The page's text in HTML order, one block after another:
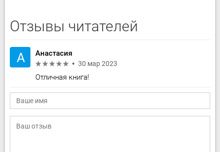
Отзывы читателей
А Анастасия
30 мар 2023
Отличная книга!